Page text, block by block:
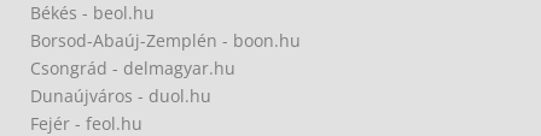
Békés - beol.hu
Borsod-Abaúj-Zemplén - boon.hu
Csongrád - delmagyar.hu
Dunaújváros - duol.hu
Fejér - feol.hu